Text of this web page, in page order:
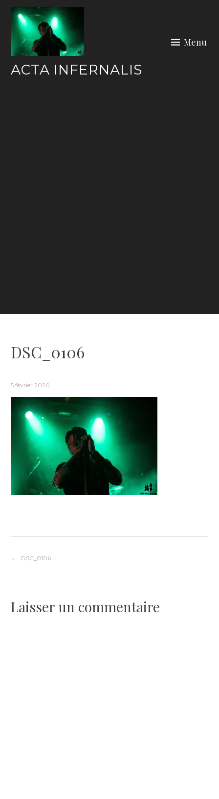
Skip
content
ACTA INFERNALIS
Menu
DSC_0106
5 février 2020
Navigation
l’article
DSC_0106
Laisser un commentaire